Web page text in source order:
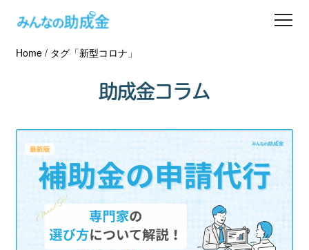
助成金を探す
助成金コラム
専門家一覧
ダウンロード
Home/ タグ「新型コロナ」
助成金コラム